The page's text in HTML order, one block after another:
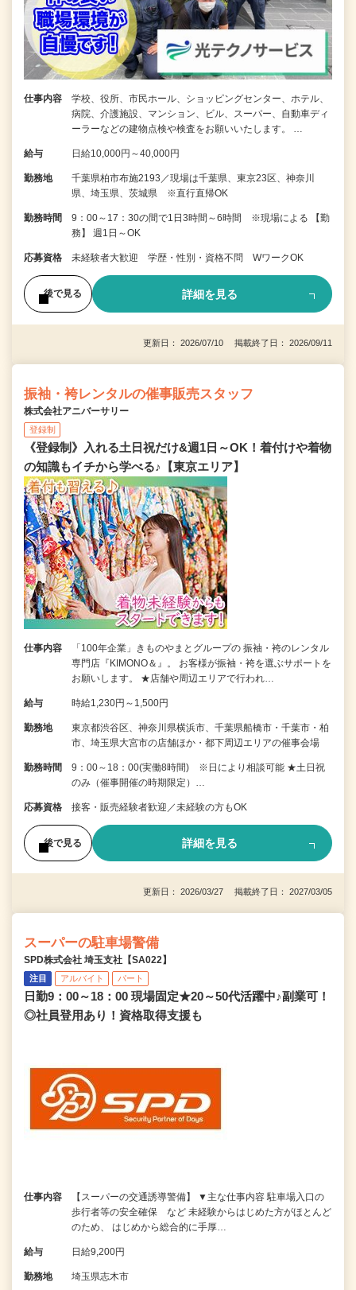
仕事内容
学校、役所、市民ホール、ショッピングセンター、ホテル、
病院、介護施設、マンション、ビル、スーパー、自動車ディ
ーラーなどの建物点検や検査をお願いいたします。 …
給与 日給10,000円～40,000円
勤務地
千葉県柏市布施2193／現場は千葉県、東京23区、神奈川
県、埼玉県、茨城県 ※直行直帰OK
勤務時間
9：00～17：30の間で1日3時間～6時間 ※現場による 【勤
務】 週1日～OK
応募資格 未経験者大歓迎 学歴・性別・資格不問 WワークOK
後で見る 詳細を見る
更新日： 2026/07/10 掲載終了日： 2026/09/11
振袖・袴レンタルの催事販売スタッフ
株式会社アニバーサリー
登録制
《登録制》入れる土日祝だけ&週1日～OK！着付けや着物
の知識もイチから学べる♪【東京エリア】
仕事内容
「100年企業」きものやまとグループの 振袖・袴のレンタル
専門店『KIMONO＆』。 お客様が振袖・袴を選ぶサポートを
お願いします。 ★店舗や周辺エリアで行われ…
給与 時給1,230円～1,500円
勤務地
東京都渋谷区、神奈川県横浜市、千葉県船橋市・千葉市・柏
市、埼玉県大宮市の店舗ほか・都下周辺エリアの催事会場
勤務時間
9：00～18：00(実働8時間) ※日により相談可能 ★土日祝
のみ（催事開催の時期限定）…
応募資格 接客・販売経験者歓迎／未経験の方もOK
後で見る 詳細を見る
更新日： 2026/03/27 掲載終了日： 2027/03/05
スーパーの駐車場警備
SPD株式会社 埼玉支社【SA022】
注目 アルバイト パート
日勤9：00～18：00 現場固定★20～50代活躍中♪副業可！
◎社員登用あり！資格取得支援も
仕事内容
【スーパーの交通誘導警備】 ▼主な仕事内容 駐車場入口の
歩行者等の安全確保 など 未経験からはじめた方がほとんど
のため、 はじめから総合的に手厚…
給与 日給9,200円
勤務地 埼玉県志木市